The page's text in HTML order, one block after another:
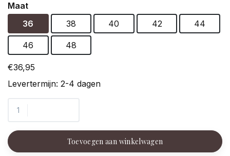
Maat
36
38 40 42 44
46 48
€36,95
Levertermijn: 2-4 dagen
Toevoegen aan winkelwagen